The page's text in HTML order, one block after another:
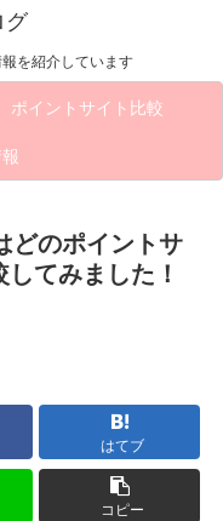
グ
を紹介しています
ポイントサイト比較
どのポイントサ
てみました！
はてブ
コピー